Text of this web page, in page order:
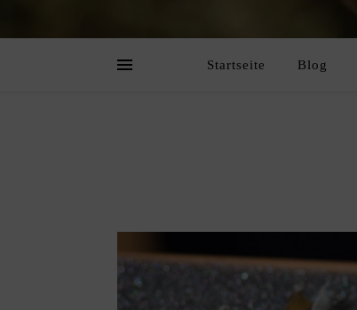
Startseite Blog